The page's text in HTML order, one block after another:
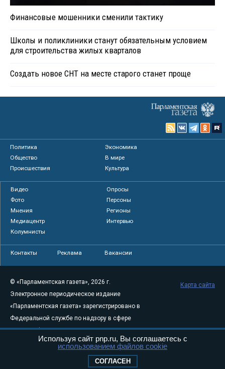
Финансовые мошенники сменили тактику
Школы и поликлиники станут обязательным условием
для строительства жилых кварталов
Создать новое СНТ на месте старого станет проще
Политика
Экономика
Общество
В мире
Происшествия
Культура
Видео
Опросы
Фото
Персоны
Мнения
Регионы
Медиацентр
Интервью
Колумнисты
Контакты Реклама Вакансии
© «Парламентская газета», 2026 г.
Электронное периодическое издание
«Парламентская газета» зарегистрировано в
Федеральной службе по надзору в сфере
связи, информационных технологий и
массовых коммуникаций (Роскомнадзор) 05
Свидетельство о регистрации Эл № ФС77-
Карта сайта
Используя сайт pnp.ru, Вы соглашаетесь с
использованием файлов cookie
СОГЛАСЕН